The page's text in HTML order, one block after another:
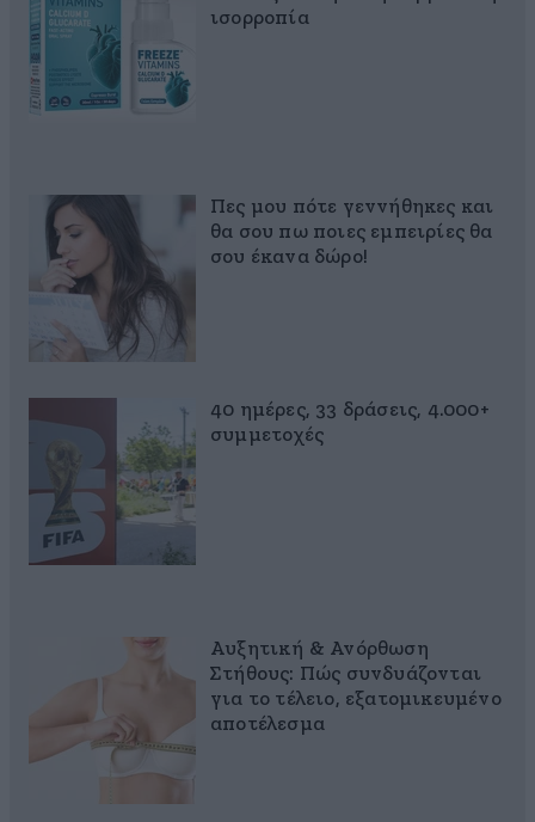
ισορροπία
Πες μου πότε γεννήθηκες και
θα σου πω ποιες εμπειρίες θα
σου έκανα δώρο!
40 ημέρες, 33 δράσεις, 4.000+
συμμετοχές
Αυξητική & Ανόρθωση
Στήθους: Πώς συνδυάζονται
για το τέλειο, εξατομικευμένο
αποτέλεσμα